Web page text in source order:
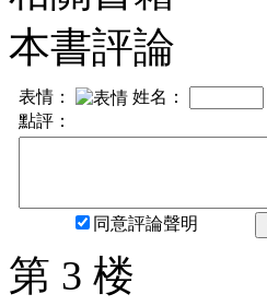
本書評論
表情： 姓名：
點評：
同意評論聲明
第 3 楼